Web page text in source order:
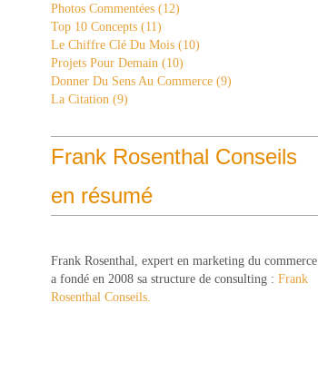
Photos Commentées (12)
Top 10 Concepts (11)
Le Chiffre Clé Du Mois (10)
Projets Pour Demain (10)
Donner Du Sens Au Commerce (9)
La Citation (9)
Frank Rosenthal Conseils
en résumé
Frank Rosenthal, expert en marketing du commerce
a fondé en 2008 sa structure de consulting : Frank
Rosenthal Conseils.